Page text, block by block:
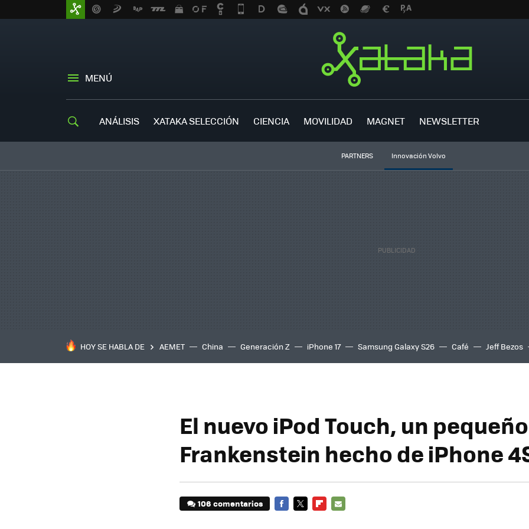
MENÚ
ANÁLISIS XATAKA SELECCIÓN CIENCIA MOVILIDAD MAGNET NEWSLETTER
PARTNERS Innovación Volvo
HOY SE HABLA DE AEMET China Generación Z iPhone 17 Samsung Galaxy S26 Café Jeff Bezos
El nuevo iPod Touch, un pequeño
Frankenstein hecho de iPhone
106 comentarios